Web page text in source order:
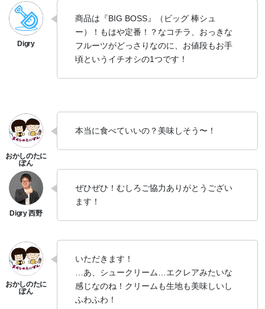
商品は『BIG BOSS』（ビッグ 棒シュ
ー）！もはや定番！？なコチラ、おっきな
フルーツがどっさりなのに、お値段もお手
頃というイチオシの1つです！
本当に食べていいの？美味しそう〜！
ぜひぜひ！むしろご協力ありがとうござい
ます！
いただきます！
…あ、シュークリーム…エクレアみたいな
感じなのね！クリームも生地も美味しいし
ふわふわ！